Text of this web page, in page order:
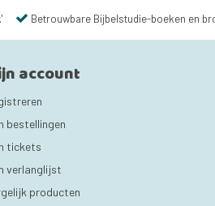
Betrouwbare Bijbelstudie-boeken en
account
bestellingen
tickets
verlanglijst
producten